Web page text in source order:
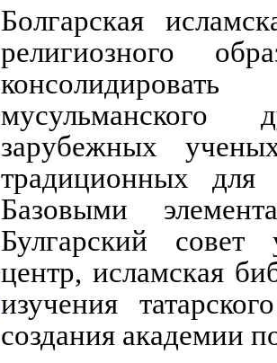
Болгарская
религиозного
мусульманского
зарубежных
традиционных
Базовыми
Булгарский совет
центр, исламская
изучения
создания академии